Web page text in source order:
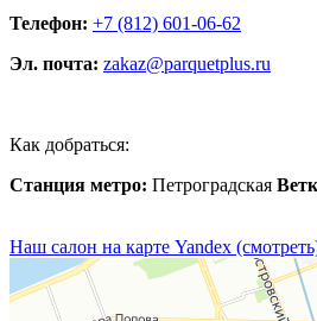
Телефон: +7 (812) 601-06-62
Эл. почта: zakaz@parquetplus.ru
Как добраться:
Станция метро: Петроградская
Наш салон на карте Yandex